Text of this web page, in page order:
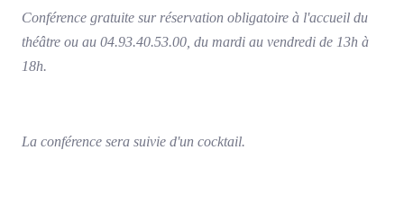
Conférence gratuite sur réservation obligatoire à l'accueil du
théâtre ou au 04.93.40.53.00, du mardi au vendredi de 13h à
18h.
La conférence sera suivie d'un cocktail.